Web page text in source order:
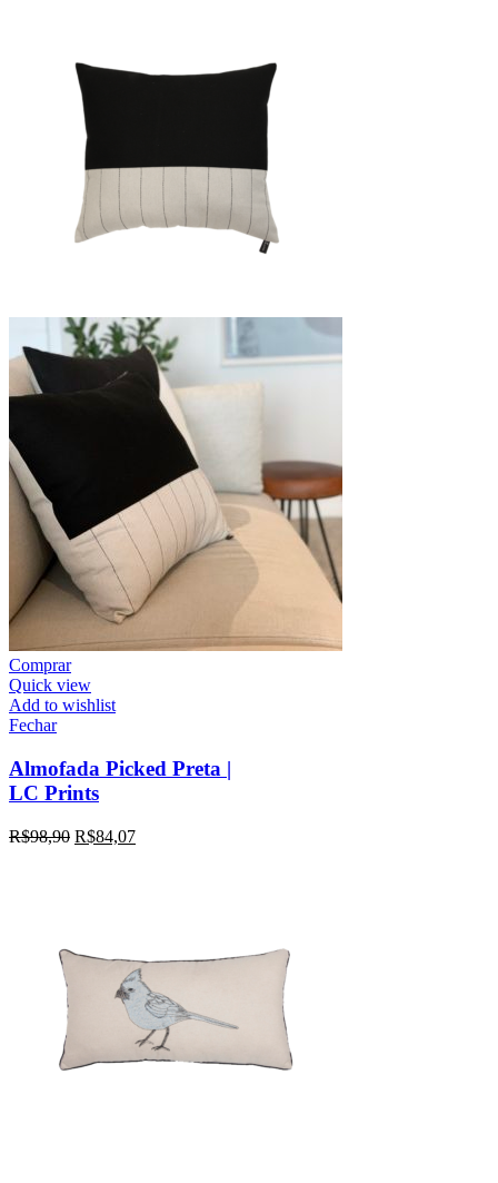
Comprar
Quick view
Add to wishlist
Fechar
Almofada Picked Preta |
LC Prints
R$98,90 R$84,07